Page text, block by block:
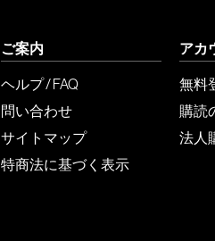
ご案内
ヘルプ / FAQ
問い合わせ
サイトマップ
特商法に基づく表示
アカ
無料
購読
法人